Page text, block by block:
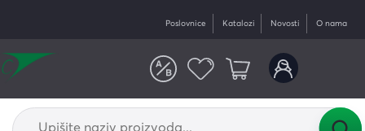
Poslovnice Katalozi Novosti O nama